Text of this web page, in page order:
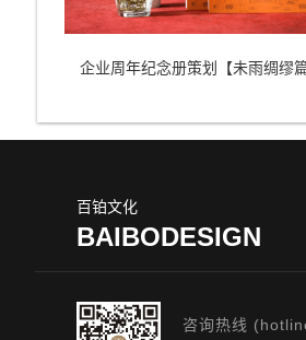
企业周年纪念册策划【未雨绸缪篇
百铂文化
BAIBODESIGN
咨询热线